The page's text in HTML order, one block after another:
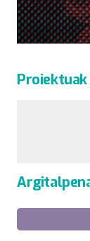
Proiektuak